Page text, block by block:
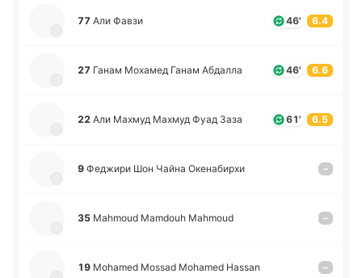
77 Али Фавзи 46' 6.4
27 Ганам Мо­ха­мед Ганам Абда­лла 46' 6.6
22 Али Махмуд Махмуд Фуад Заза 61' 6.5
9 Фе­джи­ри Шон Чайна Оке­на­би­рхи –
35 Mahmoud Mamdouh Mahmoud –
19 Mohamed Mossad Mohamed Hassan –